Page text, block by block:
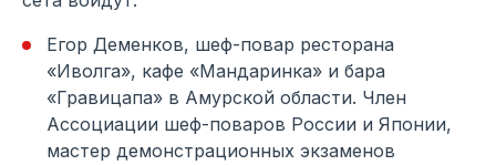
Егор Деменков, шеф-повар ресторана
«Иволга», кафе «Мандаринка» и бара
«Гравицапа» в Амурской области. Член
Ассоциации шеф-поваров России и Японии,
мастер демонстрационных экзаменов